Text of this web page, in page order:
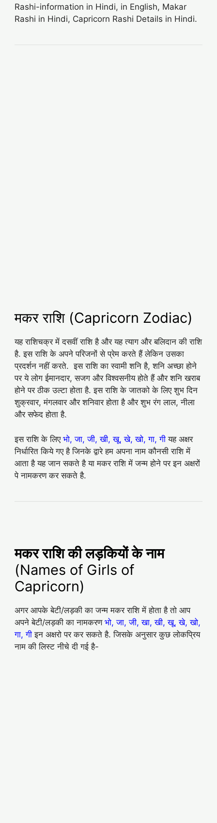
Rashi-information in Hindi, in English, Makar
Rashi in Hindi, Capricorn Rashi Details in Hindi.
मकर राशि (Capricorn Zodiac)
यह राशिचक्र में दसवीं राशि है और यह त्‍याग और बलिदान की राशि
है. इस राशि के अपने परिजनों से प्रेम करते हैं लेकिन उसका
प्रदर्शन नहीं करते. इस राशि का स्वामी शनि है, शनि अच्‍छा होने
पर ये लोग ईमानदार, सजग और विश्‍वसनीय होते हैं और शनि खराब
होने पर ठीक उल्‍टा होता है. इस राशि के जातको के लिए शुभ दिन
शुक्रवार, मंगलवार और शनिवार होता है और शुभ रंग लाल, नीला
और सफेद होता है.
इस राशि के लिए भो, जा, जी, खी, खू, खे, खो, गा, गी यह अक्षर
निर्धारित किये गए है जिनके द्वारे हम अपना नाम कौनसी राशि में
आता है यह जान सकते है या मकर राशि में जन्म होने पर इन अक्षरों
पे नामकरण कर सकते है.
मकर राशि की लड़कियों के नाम
(Names of Girls of
Capricorn)
अगर आपके बेटी/लड़की का जन्म मकर राशि में होता है तो आप
अपने बेटी/लड़की का नामकरण भो, जा, जी, खा, खी, खू, खे, खो,
गा, गी इन अक्षरो पर कर सकते है. जिसके अनुसार कुछ लोकप्रिय
नाम की लिस्ट नीचे दी गई है-